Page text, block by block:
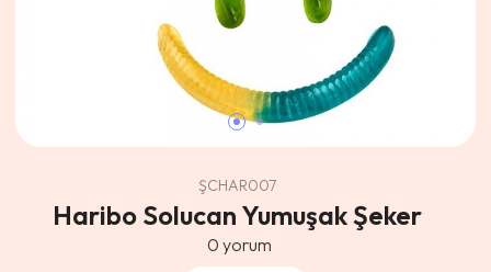
ŞCHAR007
Haribo Solucan Yumuşak Şeker
0 yorum